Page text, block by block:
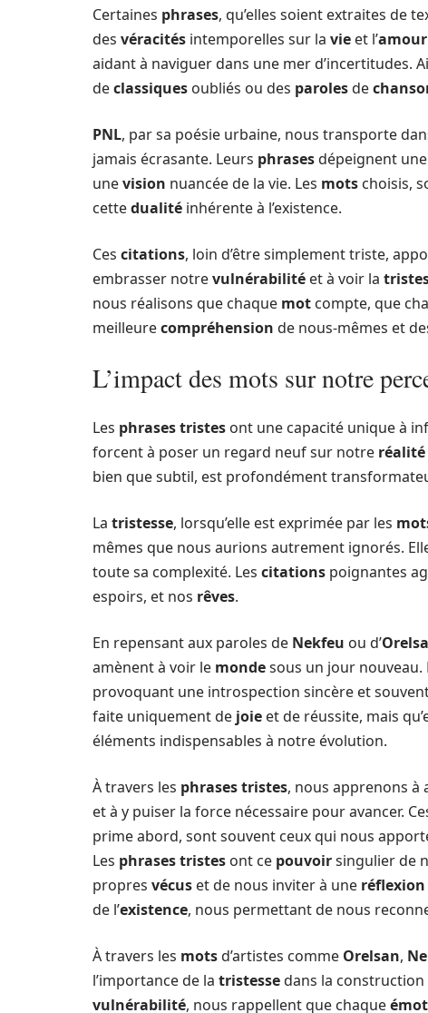
Certaines phrases, qu’elles soient extraites de
des véracités intemporelles sur la vie et l’amour
aidant à naviguer dans une mer d’incertitudes.
declassiques oubliés ou des parolesde
PNL, par sa poésie urbaine, nous transporte
jamais écrasante. Leurs phrasesdépeignent une
unevision nuancée de la vie. Les mots choisis,
cettedualité inhérente à l’existence.
Ces citations, loin d’être simplement triste,
embrasser notrevulnérabilité et à voir la
nous réalisons que chaque mot compte, que
meilleurecompréhension de nous-mêmes et
L’impact des mots sur notre
Les phrases tristes ont une capacité unique à
forcent à poser un regard neuf sur notre réalité
bien que subtil, est profondément
La tristesse, lorsqu’elle est exprimée par les
mêmes que nous aurions autrement ignorés.
toute sa complexité. Les citations poignantes
espoirs, et nos rêves.
En repensant aux paroles de Nekfeu ou d’
amènent à voir le mondesous un jour nouveau.
provoquant une introspection sincère et
faite uniquement de joie et de réussite, mais
éléments indispensables à notre évolution.
À travers les phrases tristes, nous apprenons à
et à y puiser la force nécessaire pour avancer.
prime abord, sont souvent ceux qui nous
Les phrases tristes ont ce pouvoirsingulier de
propres vécus et de nous inviter à une réflexion
de l’existence, nous permettant de nous
À travers les motsd’artistes comme Orelsan,
l’importance de la tristessedans la
vulnérabilité, nous rappellent que chaque